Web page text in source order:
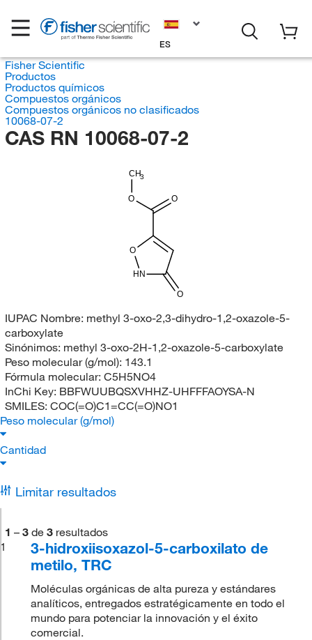
ES
Fisher Scientific
Productos
Productos químicos
Compuestos orgánicos
Compuestos orgánicos no clasificados
10068-07-2
CAS RN 10068-07-2
CH3
O O
O
HN
O
IUPAC Nombre: methyl 3-oxo-2,3-dihydro-1,2-oxazole-5-
carboxylate
Sinónimos: methyl 3-oxo-2H-1,2-oxazole-5-carboxylate
Peso molecular (g/mol): 143.1
Fórmula molecular: C5H5NO4
InChi Key: BBFWUUBQSXVHHZ-UHFFFAOYSA-N
SMILES: COC(=O)C1=CC(=O)NO1
Peso molecular (g/mol)
Cantidad
Limitar resultados
1 – 3 de 3 resultados
1
3-hidroxiisoxazol-5-carboxilato de
metilo, TRC
Moléculas orgánicas de alta pureza y estándares
analíticos, entregados estratégicamente en todo el
mundo para potenciar la innovación y el éxito
comercial.